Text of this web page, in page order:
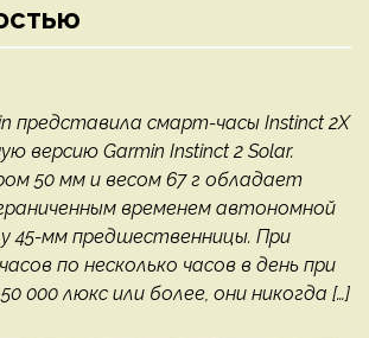
представила смарт-часы Instinct 2X
версию Garmin Instinct 2 Solar.
50 мм и весом 67 г обладает
временем автономной
45-мм предшественницы. При
по несколько часов в день при
000 люкс или более, они никогда […]